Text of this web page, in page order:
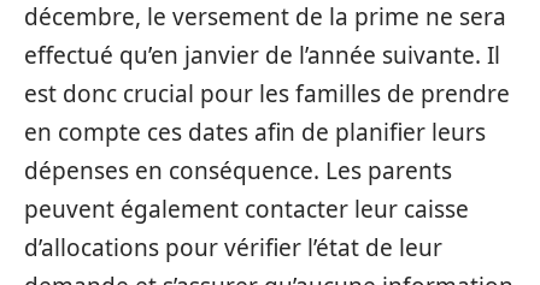
décembre, le versement de la prime ne sera
effectué qu’en janvier de l’année suivante. Il
est donc crucial pour les familles de prendre
en compte ces dates afin de planifier leurs
dépenses en conséquence. Les parents
peuvent également contacter leur caisse
d’allocations pour vérifier l’état de leur